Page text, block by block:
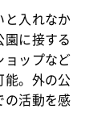
と入れなか
に接する
ョップなど
。外の公
の活動を感